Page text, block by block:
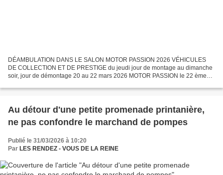
DÉAMBULATION DANS LE SALON MOTOR PASSION 2026 VÉHICULES
DE COLLECTION ET DE PRESTIGE du jeudi jour de montage au dimanche
soir, jour de démontage 20 au 22 mars 2026 MOTOR PASSION le 22 ème
Au détour d'une petite promenade printanière,
ne pas confondre le marchand de pompes
Publié le 31/03/2026 à 10:20
Par LES RENDEZ - VOUS DE LA REINE